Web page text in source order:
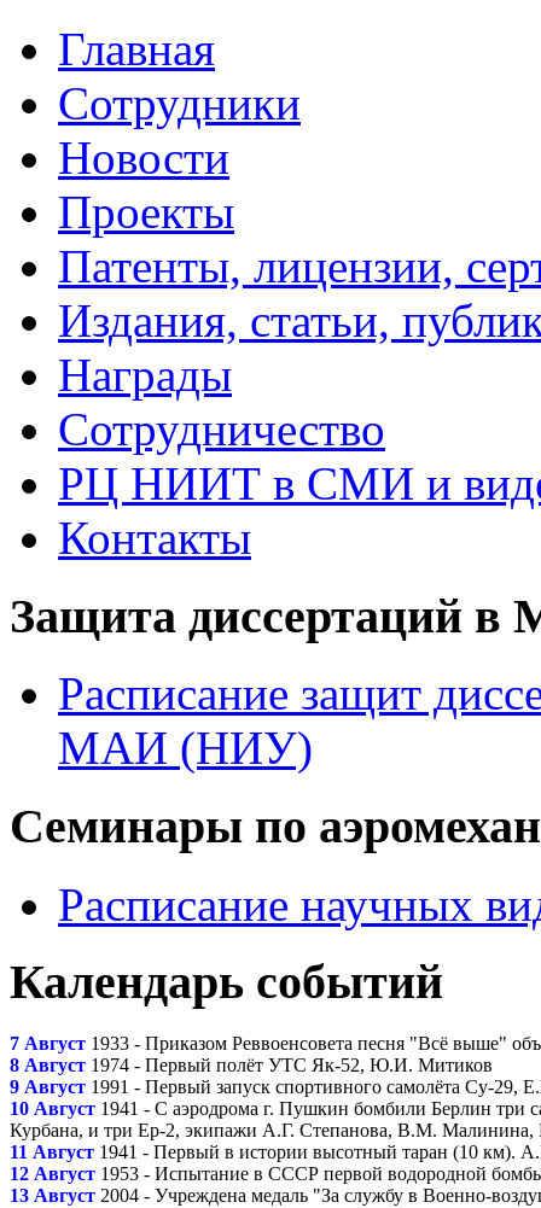
Главная
Сотрудники
Новости
Проекты
Патенты, лицензии,
Издания, статьи,
Награды
Сотрудничество
РЦ НИИТ в СМИ и
Контакты
Защита диссертаций
Расписание защит
МАИ (НИУ)
Семинары по
Расписание научных
Календарь событий
7 Август 1933 - Приказом Реввоенсовета песня "Всё выше"
8 Август 1974 - Первый полёт УТС Як-52, Ю.И. Митиков
9 Август 1991 - Первый запуск спортивного самолёта Су-29,
10 Август 1941 - С аэродрома г. Пушкин бомбили Берлин
Курбана, и три Ер-2, экипажи А.Г. Степанова, В.М.
11 Август 1941 - Первый в истории высотный таран (10 км).
12 Август 1953 - Испытание в СССР первой водородной
13 Август 2004 - Учреждена медаль "За службу в Военно-